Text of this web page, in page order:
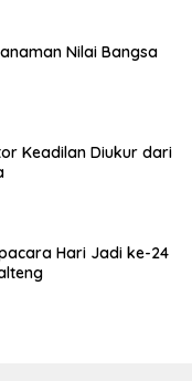
Nilai Bangsa
Keadilan Diukur dari
Hari Jadi ke-24